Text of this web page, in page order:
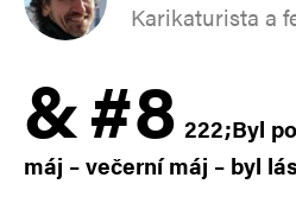
Karikaturista a
&#8 222;Byl
máj – večerní máj – byl